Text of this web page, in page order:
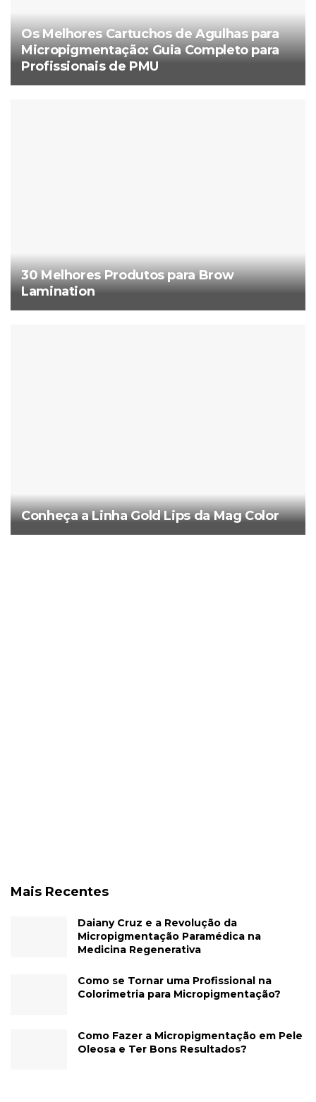
Os Melhores Cartuchos de Agulhas para
Micropigmentação: Guia Completo para
Profissionais de PMU
30 Melhores Produtos para Brow
Lamination
Conheça a Linha Gold Lips da Mag Color
Mais Recentes
Daiany Cruz e a Revolução da
Micropigmentação Paramédica na
Medicina Regenerativa
Como se Tornar uma Profissional na
Colorimetria para Micropigmentação?
Como Fazer a Micropigmentação em Pele
Oleosa e Ter Bons Resultados?